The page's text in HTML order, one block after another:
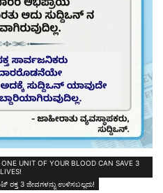
UNIT OF YOUR BLOOD CAN SAVE 3
LIVES!
ರಕ್ತ 3 ಜೀವಗಳನ್ನು ಉಳಿಸಬಲ್ಲದು!